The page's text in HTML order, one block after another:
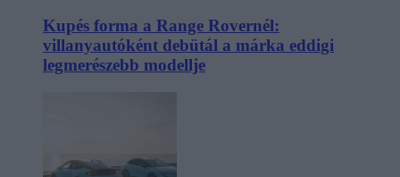
Kupés forma a Range Rovernél:
villanyautóként debütál a márka eddigi
legmerészebb modellje